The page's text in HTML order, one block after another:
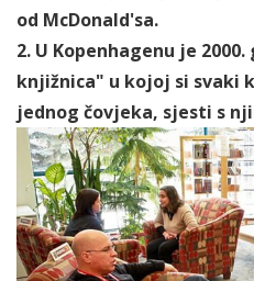
od McDonald'sa.
2. U Kopenhagenu je
knjižnica" u kojoj si svaki
jednog čovjeka, sjesti s